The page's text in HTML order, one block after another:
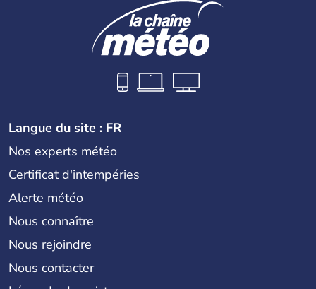
ottoman. Après avoir rattaché l'Anatolie et la Thrace
orientale au territoire turc, la République est proclamée
le 29 octobre 1923. Ankara remplace alors Istanbul au
titre de capitale du pays.
Langue du site : FR
Nos experts météo
Certificat d'intempéries
Alerte météo
Nous connaître
Nous rejoindre
Nous contacter